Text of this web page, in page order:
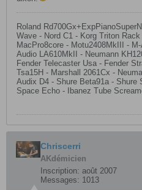
Roland
Wave - Nord C1 - Korg Triton
MacPro8core - Motu2408MkIII -
Audio LA610MkII - Neumann
Fender Telecaster Usa - Fender
Tsa15H - Marshall 2061Cx -
Audix D4 - Shure Beta91a - Shure
Space Echo - Ibanez Tube
Chriscerri
AKdémicien
Inscription: août 2007
Messages: 1013